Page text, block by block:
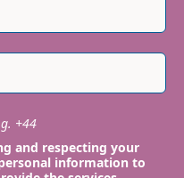
+44
and respecting your
information to